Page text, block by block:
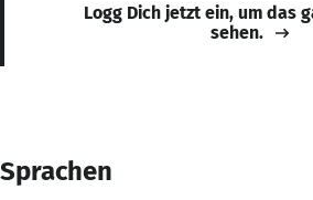
Logg Dich jetzt ein, um das
sehen.
Sprachen